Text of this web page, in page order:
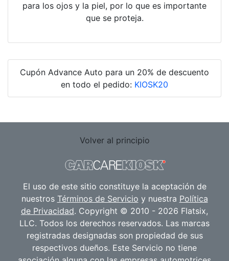
para los ojos y la piel, por lo que es importante
que se proteja.
Cupón Advance Auto para un 20% de descuento
en todo el pedido: KIOSK20
Volver al principio
El uso de este sitio constituye la aceptación de
nuestros Términos de Servicio y nuestra Política
de Privacidad. Copyright © 2010 - 2026 Flatsix,
LLC. Todos los derechos reservados. Las marcas
registradas designadas son propiedad de sus
respectivos dueños. Este Servicio no tiene